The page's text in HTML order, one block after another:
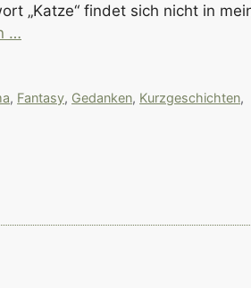
„Katze“ findet sich nicht in
…
, Fantasy, Gedanken, Kurzgeschichten,